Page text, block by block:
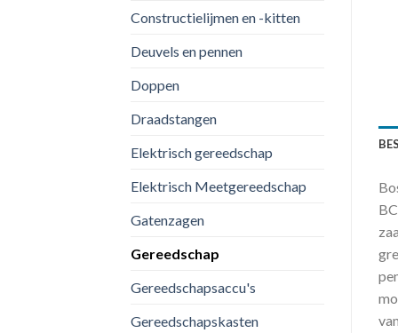
Constructielijmen en -kitten
Deuvels en pennen
Doppen
Draadstangen
Elektrisch gereedschap
Elektrisch Meetgereedschap
Gatenzagen
Gereedschap
Gereedschapsaccu's
Gereedschapskasten